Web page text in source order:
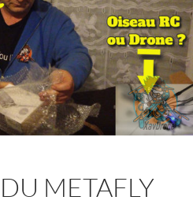
METAFLY